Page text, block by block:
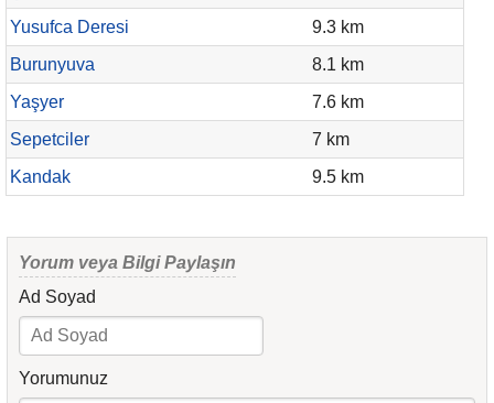
Yusufca Deresi
9.3 km
Burunyuva
8.1 km
Yaşyer
7.6 km
Sepetciler
7 km
Kandak
9.5 km
Yorum veya Bilgi Paylaşın
Ad Soyad
Yorumunuz